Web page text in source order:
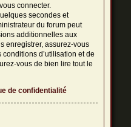
connecter.
secondes et
du forum peut
additionnelles aux
enregistrer, assurez-vous
d’utilisation et de
vous de bien lire tout le
de confidentialité